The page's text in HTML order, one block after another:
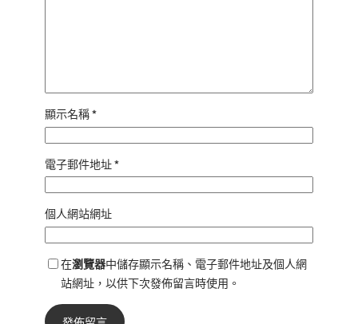
顯示名稱*
電子郵件地址*
個人網站網址
在瀏覽器中儲存顯示名稱、電子郵件地址及個人網
站網址，以供下次發佈留言時使用。